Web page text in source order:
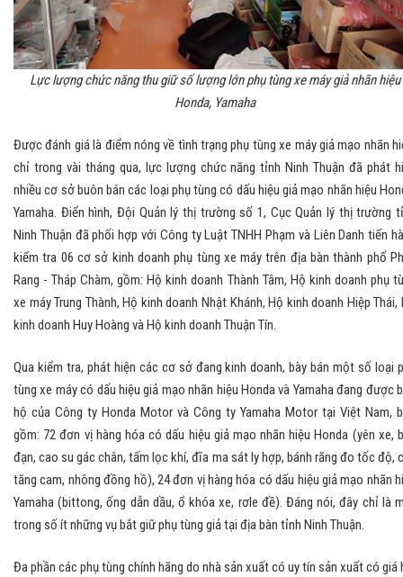
Lực lượng chức năng thu giữ số lượng lớn phụ tùng xe máy giả nhãn hiệu
Honda, Yamaha
Được đánh giá là điểm nóng về tình trạng phụ tùng xe máy giả mạo nhãn
chỉ trong vài tháng qua, lực lượng chức năng tỉnh Ninh Thuận đã phát
nhiều cơ sở buôn bán các loại phụ tùng có dấu hiệu giả mạo nhãn hiệu
Yamaha. Điển hình, Đội Quản lý thị trường số 1, Cục Quản lý thị trường
Ninh Thuận đã phối hợp với Công ty Luật TNHH Phạm và Liên Danh tiến
kiểm tra 06 cơ sở kinh doanh phụ tùng xe máy trên địa bàn thành phố
Rang - Tháp Chàm, gồm: Hộ kinh doanh Thành Tâm, Hộ kinh doanh phụ
xe máy Trung Thành, Hộ kinh doanh Nhật Khánh, Hộ kinh doanh Hiệp Thái,
kinh doanh Huy Hoàng và Hộ kinh doanh Thuận Tín.
Qua kiểm tra, phát hiện các cơ sở đang kinh doanh, bày bán một số loại
tùng xe máy có dấu hiệu giả mạo nhãn hiệu Honda và Yamaha đang được
hộ của Công ty Honda Motor và Công ty Yamaha Motor tại Việt Nam,
gồm: 72 đơn vị hàng hóa có dấu hiệu giả mạo nhãn hiệu Honda (yên xe,
đạn, cao su gác chân, tấm lọc khí, đĩa ma sát ly hợp, bánh răng đo tốc độ,
tăng cam, nhông đồng hồ), 24 đơn vị hàng hóa có dấu hiệu giả mạo nhãn
Yamaha (bittong, ống dẫn dầu, ổ khóa xe, rơle đề). Đáng nói, đây chỉ là
trong số ít những vụ bắt giữ phụ tùng giả tại địa bàn tỉnh Ninh Thuận.
Đa phần các phụ tùng chính hãng do nhà sản xuất có uy tín sản xuất có giá